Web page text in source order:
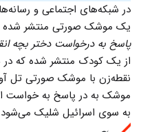
در شبکه‌های اجتماعی و
یک موشک صورتی منتشر شده
پاسخ به درخواست دختر بچه
از یک کودک منتشر شده که در
نقطه‌زن با موشک صورتی تل
موشک به در پاسخ به خواست
به سوی اسرائیل شلیک